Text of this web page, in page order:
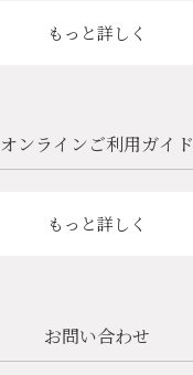
もっと詳しく
オンラインご利用ガイド
もっと詳しく
お問い合わせ